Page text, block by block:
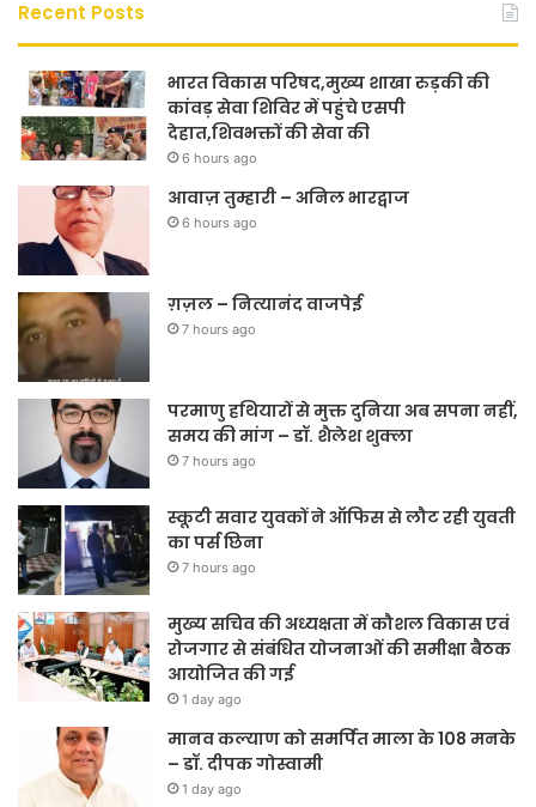
Recent Posts
भारत विकास परिषद,मुख्य शाखा रुड़की की
कांवड़ सेवा शिविर में पहुंचे एसपी
देहात,शिवभक्तों की सेवा की
6 hours ago
आवाज़ तुम्हारी – अनिल भारद्वाज
6 hours ago
ग़ज़ल – नित्यानंद वाजपेई
7 hours ago
परमाणु हथियारों से मुक्त दुनिया अब सपना नहीं,
समय की मांग – डॉ. शैलेश शुक्ला
7 hours ago
स्कूटी सवार युवकों ने ऑफिस से लौट रही युवती
का पर्स छिना
7 hours ago
मुख्य सचिव की अध्यक्षता में कौशल विकास एवं
रोजगार से संबंधित योजनाओं की समीक्षा बैठक
आयोजित की गई
1 day ago
मानव कल्याण को समर्पित माला के 108 मनके
– डॉ. दीपक गोस्वामी
1 day ago